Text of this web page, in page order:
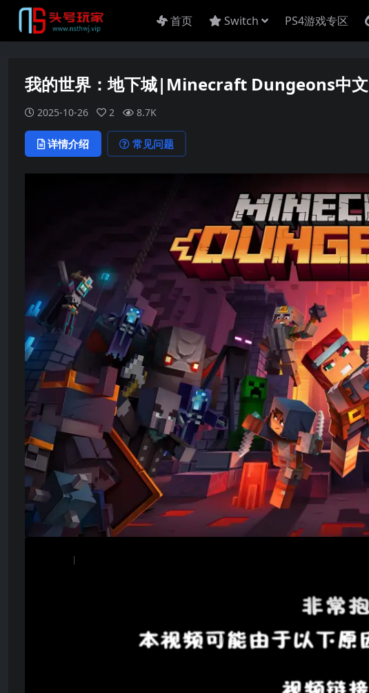
首页 Switch PS4游戏专区
我的世界：地下城|Minecraft Dungeons中文
2025-10-26 2 8.7K
详情介绍 常见问题